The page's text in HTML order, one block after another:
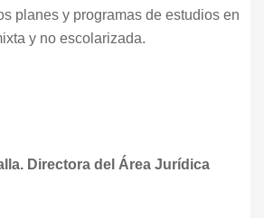
planes y programas de estudios en
y no escolarizada.
Directora del Área Jurídica